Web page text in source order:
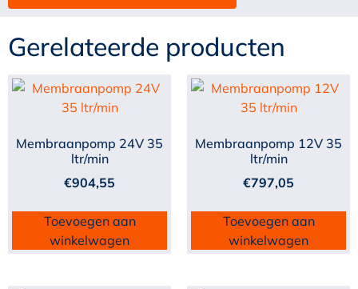
Gerelateerde producten
Membraanpomp 24V 35
ltr/min
€904,55
Toevoegen aan
winkelwagen
Membraanpomp 12V 35
ltr/min
€797,05
Toevoegen aan
winkelwagen